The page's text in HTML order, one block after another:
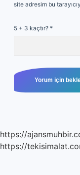
site adresim bu
5 + 3 kaçtır? *
https://
https://